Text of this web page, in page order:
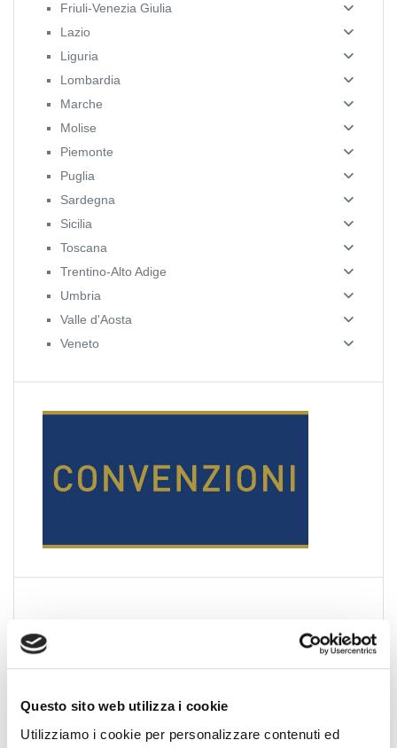
Questo sito web utilizza i cookie
Utilizziamo i cookie per personalizzare contenuti ed
Friuli-Venezia Giulia
Lazio
Liguria
Lombardia
Marche
Molise
Piemonte
Puglia
Sardegna
Sicilia
Toscana
Trentino-Alto Adige
Umbria
Valle d'Aosta
Veneto